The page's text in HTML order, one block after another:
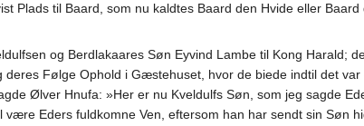
Plads til Baard, som nu kaldtes Baard den Hvide eller
og Berdlakaares Søn Eyvind Lambe til Kong Harald;
deres Følge Ophold i Gæstehuset, hvor de biede indtil det
Ølver Hnufa: »Her er nu Kveldulfs Søn, som jeg sagde
være Eders fuldkomne Ven, eftersom han har sendt sin Søn